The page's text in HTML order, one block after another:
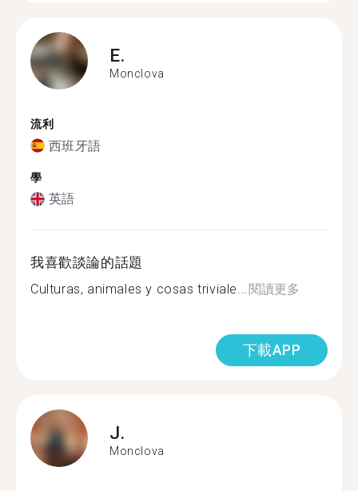
E.
Monclova
流利
西班牙語
學
英語
我喜歡談論的話題
Culturas, animales y cosas triviale...閱讀更多
下載APP
J.
Monclova